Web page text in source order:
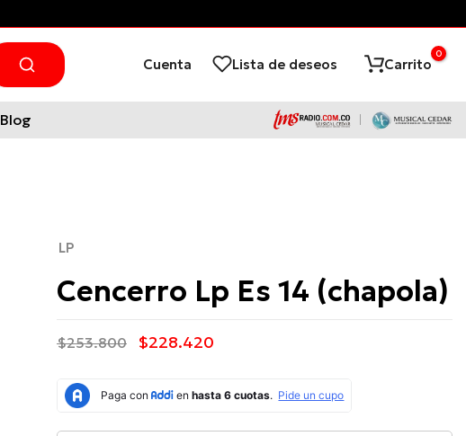
Cuenta Lista de deseos Carrito
0
Blog
LP
Cencerro Lp Es 14 (chapola)
$253.800 $228.420